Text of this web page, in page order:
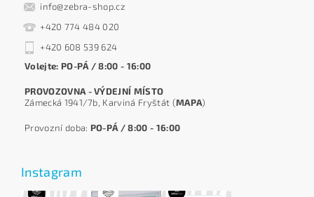
info@zebra-shop.cz
+420 774 484 020
+420 608 539 624
Volejte: PO-PÁ / 8:00 - 16:00
PROVOZOVNA - VÝDEJNÍ MÍSTO
Zámecká 1941/7b, Karviná Fryštát (MAPA)
Provozní doba: PO-PÁ / 8:00 - 16:00
Instagram